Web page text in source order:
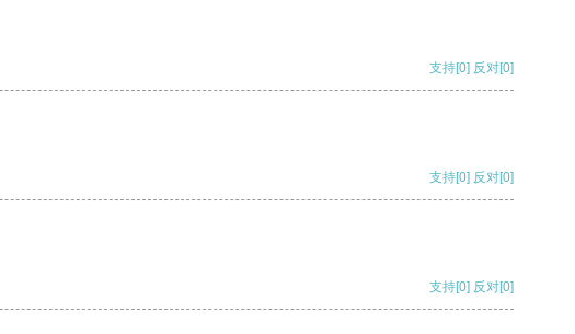
支持[0] 反对[0]
支持[0] 反对[0]
支持[0] 反对[0]